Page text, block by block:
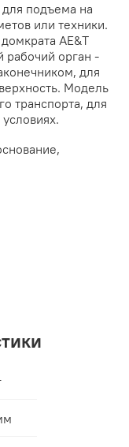
подъема на
или техники.
AE&T
рабочий орган -
для
Модель
транспорта, для